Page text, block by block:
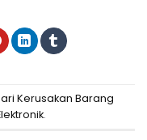
Kerusakan Barang
.